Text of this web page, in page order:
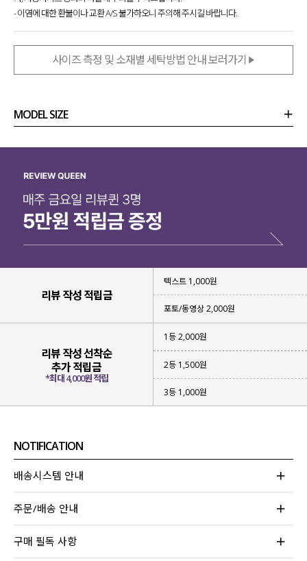
- 이염에 대한 환불이나 교환 A/S 불가하오니 주의해 주시길 바랍니다.
사이즈 측정 및 소재별 세탁방법 안내 보러가기
MODEL SIZE
리뷰 작성 적립금
텍스트 1,000원
포토/동영상 2,000원
리뷰 작성 선착순
추가 적립금
*최대 4,000원 적립
1등 2,000원
2등 1,500원
3등 1,000원
NOTIFICATION
배송시스템 안내
주문/배송 안내
구매 필독 사항